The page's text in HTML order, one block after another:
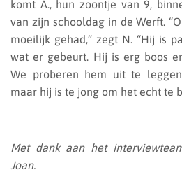
komt A., hun zoontje van 9,
van zijn schooldag in de Werft.
moeilijk gehad,” zegt N. “Hij is
wat er gebeurt. Hij is erg boos
We proberen hem uit te
maar hij is te jong om het echt te
Met dank aan het
Joan.